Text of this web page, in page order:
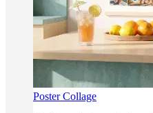
Poster Collage